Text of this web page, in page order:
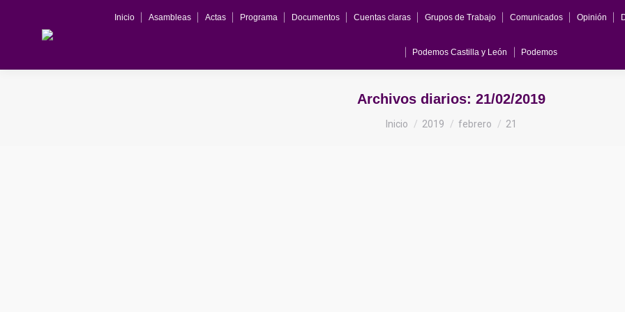
Inicio Asambleas Actas Programa Documentos Cuentas claras Grupos de Trabajo Comunicados Opinión
Podemos Castilla y León Podemos
Archivos diarios: 21/02/2019
Inicio 2019 febrero 21